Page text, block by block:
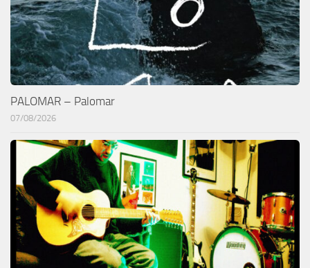
PALOMAR – Palomar
07/08/2026